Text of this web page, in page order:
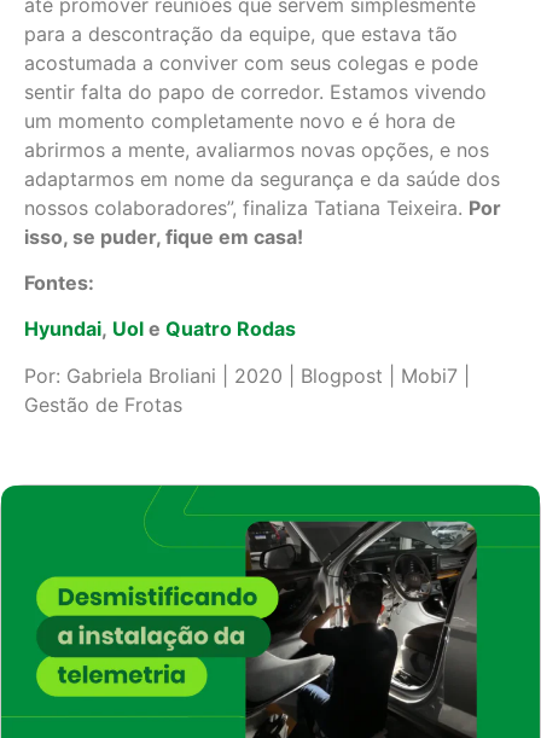
para a descontração da equipe, que estava tão
acostumada a conviver com seus colegas e pode
sentir falta do papo de corredor. Estamos vivendo
um momento completamente novo e é hora de
abrirmos a mente, avaliarmos novas opções, e nos
adaptarmos em nome da segurança e da saúde dos
nossos colaboradores”, finaliza Tatiana Teixeira. Por
isso, se puder, fique em casa!
Fontes:
Hyundai, Uol e Quatro Rodas
Por: Gabriela Broliani | 2020 | Blogpost | Mobi7 |
Gestão de Frotas